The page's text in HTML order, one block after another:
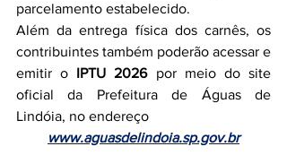
parcelamento estabelecido.
Além da entrega física dos carnês, os
contribuintes também poderão acessar e
emitir o IPTU 2026 por meio do site
oficial da Prefeitura de Águas de
Lindóia, no endereço
www.aguasdelindoia.sp.gov.br